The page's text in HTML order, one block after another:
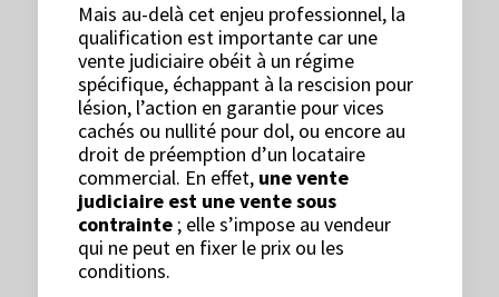
Mais au-delà cet enjeu professionnel, la
qualification est importante car une
vente judiciaire obéit à un régime
spécifique, échappant à la rescision pour
lésion, l’action en garantie pour vices
cachés ou nullité pour dol, ou encore au
droit de préemption d’un locataire
commercial. En effet, une vente
judiciaire est une vente sous
contrainte ; elle s’impose au vendeur
qui ne peut en fixer le prix ou les
conditions.